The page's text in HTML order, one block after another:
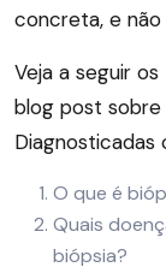
concreta, e não
Veja a seguir
blog post sobre
Diagnosticadas
O que é
Quais
biópsia?